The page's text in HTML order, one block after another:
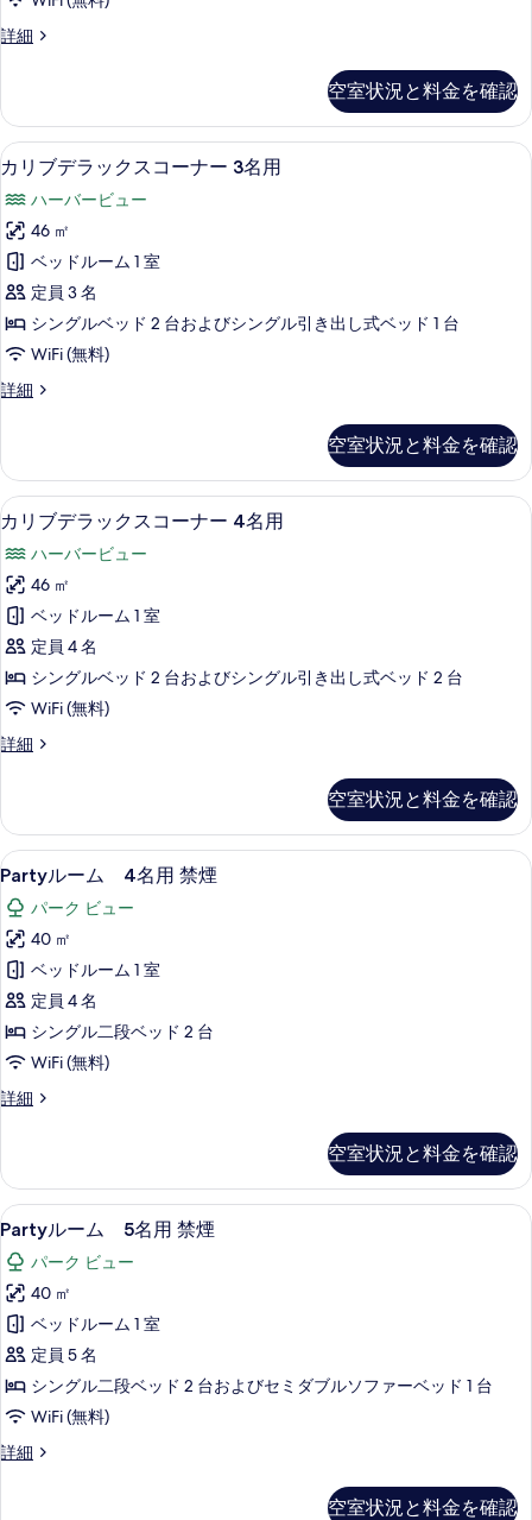
の
を
表
示
す
る
詳
細
コ
ナ
ー
2
名
用
の
す
べ
て
の
を
表
示
す
る
詳細
カ
ラ
ッ
ク
コ
ー
ナ
ー
2
名
用
の
詳
細
空室状況と料金を確認
カ
ブ
デ
ラ
ッ
ク
コ
ナ
ー
3
名
用
の
す
べ
て
の
を
表
示
す
る
セーフティボックス (室内)、遮光カ
7
カリブデラックスコーナー 3名用
ハーバービュー
46 ㎡
ベッドルーム 1 室
定員 3 名
シングルベッド 2 台およびシングル引き出し式ベッド 1 台
WiFi (無料)
詳細
カ
ラ
ッ
ク
コ
ー
ナ
ー
3
名
用
の
詳
細
空室状況と料金を確認
カ
ブ
デ
ラ
ッ
ク
コ
ナ
ー
4
名
用
の
す
べ
て
の
を
表
示
す
る
カリブデラ
7
カリブデラックスコーナー 4名用
ハーバービュー
46 ㎡
ベッドルーム 1 室
定員 4 名
シングルベッド 2 台およびシングル引き出し式ベッド 2 台
WiFi (無料)
詳細
カ
ラ
ッ
ク
ス
コ
ー
ナ
ー
4
名
用
の
詳
細
空室状況と料金を確認
Party
ル
ー
ム
4
名
用
禁
煙
べ
て
の
写
真
を
表
示
す
セーフティボックス (室内)、遮光カ
7
Partyルーム 4名用 禁煙
パーク ビュー
40 ㎡
ベッドルーム 1 室
定員 4 名
シングル二段ベッド 2 台
WiFi (無料)
詳細
Party
4
名
用
禁
煙
の
詳
細
空室状況と料金を確認
Party
ル
ー
ム
5
名
用
禁
煙
セーフティボックス (室内)、遮光カ
7
Partyルーム 5名用 禁煙
パーク ビュー
40 ㎡
ベッドルーム 1 室
定員 5 名
シングル二段ベッド 2 台およびセミダブルソファーベッド 1 台
WiFi (無料)
詳細
Party
空室状況と料金を確認